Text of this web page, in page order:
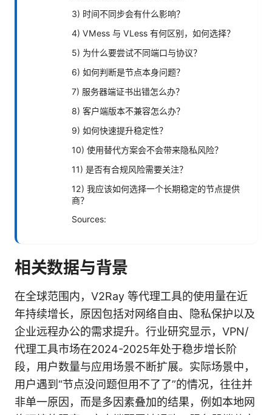
3) 时间不同步会有什么影响？
4) VMess 与 VLess 有何区别，如何选择？
5) 为什么要尝试不同端口与协议？
6) 如何判断是节点本身问题？
7) 服务器端证书出错怎么办？
8) 客户端版本不兼容怎么办？
9) 如何快速提升稳定性？
10) 使用替代方案会不会带来隐私风险？
11) 是否有合规风险需要关注？
12) 我应该如何选择一个长期稳定的节点提供
商？
Sources:
相关数据与背景
在全球范围内，V2Ray 等代理工具的使用量在近
年持续增长，原因包括对网络自由、隐私保护以及
企业远程办公的需求提升。行业研究显示，VPN/
代理工具市场在2024-2025年处于稳步增长阶
段，用户数量与应用场景不断扩展。实际场景中，
用户遇到“节点没问题但用不了了”的情况，往往并
非单一原因，而是多因素叠加的结果，例如本地网